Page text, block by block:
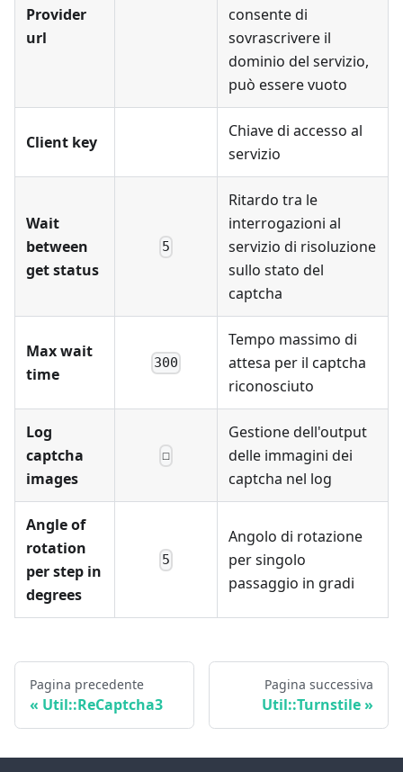
Provider
url
consente di
sovrascrivere il
dominio del servizio,
può essere vuoto
Client key
Chiave di accesso al
servizio
Wait
between
get status
5
Ritardo tra le
interrogazioni al
servizio di risoluzione
sullo stato del
captcha
Max wait
time
300
Tempo massimo di
attesa per il captcha
riconosciuto
Log
captcha
images
☐
Gestione dell'output
delle immagini dei
captcha nel log
Angle of
rotation
per step in
degrees
5
Angolo di rotazione
per singolo
passaggio in gradi
Pagina precedente
Util::ReCaptcha3
Pagina successiva
Util::Turnstile